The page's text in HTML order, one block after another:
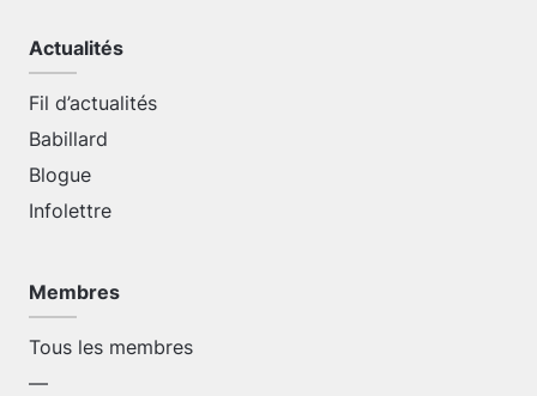
Actualités
Fil d’actualités
Babillard
Blogue
Infolettre
Membres
Tous les membres
—